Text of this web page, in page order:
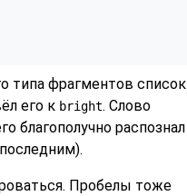
типа фрагментов список
его к bright. Слово
благополучно распознал
Пробелы тоже